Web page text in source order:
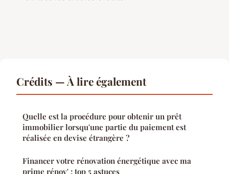
Crédits — À lire également
Quelle est la procédure pour obtenir un prêt
immobilier lorsqu'une partie du paiement est
réalisée en devise étrangère ?
Financer votre rénovation énergétique avec ma
prime rénov' : top 5 astuces